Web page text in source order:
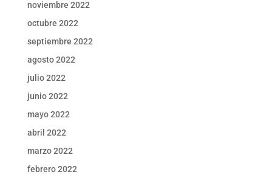
noviembre 2022
octubre 2022
septiembre 2022
agosto 2022
julio 2022
junio 2022
mayo 2022
abril 2022
marzo 2022
febrero 2022